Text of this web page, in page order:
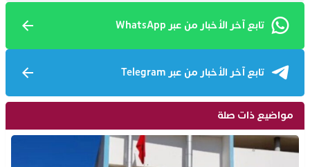
تابع آخر الأخبار من عبر WhatsApp
تابع آخر الأخبار من عبر Telegram
مواضيع ذات صلة